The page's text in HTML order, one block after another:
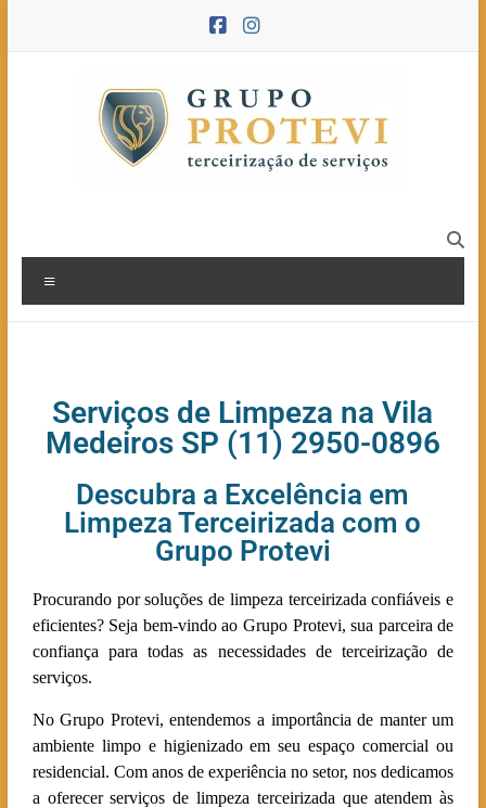
Serviços de Limpeza na Vila
Medeiros SP (11) 2950-0896
Descubra a Excelência em
Limpeza Terceirizada com o
Grupo Protevi
Procurando por soluções de limpeza terceirizada confiáveis e
eficientes? Seja bem-vindo ao Grupo Protevi, sua parceira de
confiança para todas as necessidades de terceirização de
serviços.
No Grupo Protevi, entendemos a importância de manter um
ambiente limpo e higienizado em seu espaço comercial ou
residencial. Com anos de experiência no setor, nos dedicamos
a oferecer serviços de limpeza terceirizada que atendem às